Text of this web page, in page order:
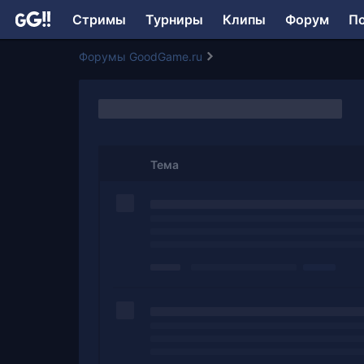
Стримы Турниры Клипы Форум
Форумы GoodGame.ru
Тема